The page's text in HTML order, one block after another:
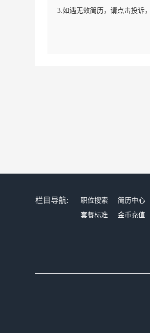
3.如遇无效简历，请点击投诉
栏目导航: 职位搜索 简历中心
套餐标准
金币充值